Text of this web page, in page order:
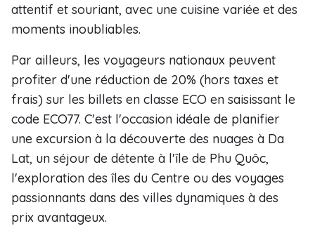
attentif et souriant, avec une cuisine variée et des
moments inoubliables.
Par ailleurs, les voyageurs nationaux peuvent
profiter d'une réduction de 20% (hors taxes et
frais) sur les billets en classe ECO en saisissant le
code ECO77. C'est l'occasion idéale de planifier
une excursion à la découverte des nuages à Da
Lat, un séjour de détente à l'île de Phu Quôc,
l'exploration des îles du Centre ou des voyages
passionnants dans des villes dynamiques à des
prix avantageux.